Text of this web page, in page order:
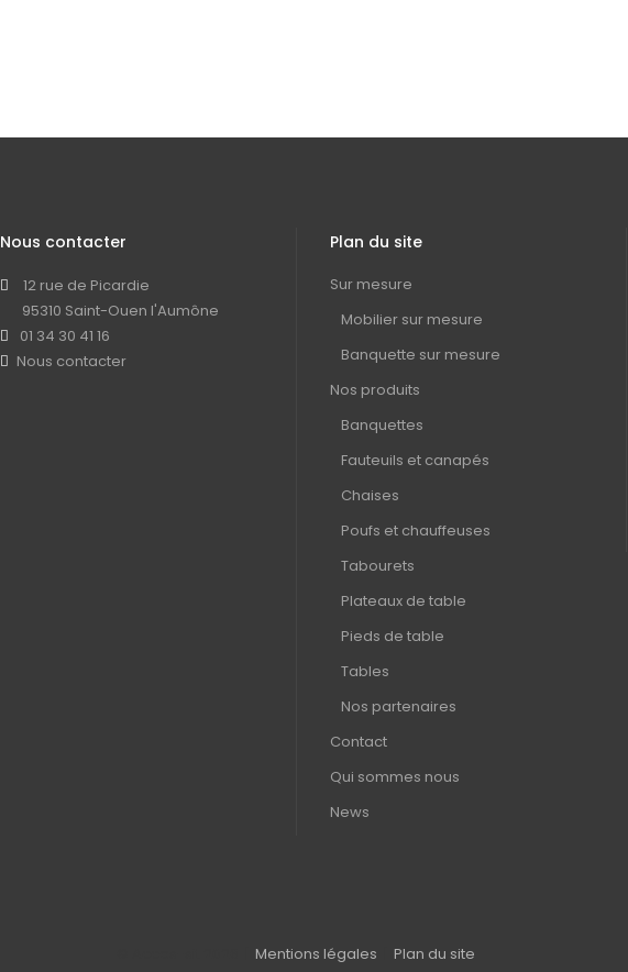
Nous contacter
12 rue de Picardie
95310 Saint-Ouen l'Aumône
01 34 30 41 16
Nous contacter
Plan du site
Sur mesure
Mobilier sur mesure
Banquette sur mesure
Nos produits
Banquettes
Fauteuils et canapés
Chaises
Poufs et chauffeuses
Tabourets
Plateaux de table
Pieds de table
Tables
Nos partenaires
Contact
Qui sommes nous
News
Mentions légales Plan du site